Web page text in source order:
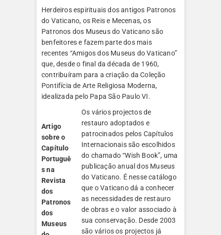
Herdeiros espirituais dos antigos Patronos
do Vaticano, os Reis e Mecenas, os
Patronos dos Museus do Vaticano são
benfeitores e fazem parte dos mais
recentes “Amigos dos Museus do Vaticano”
que, desde o final da década de 1960,
contribuíram para a criação da Coleção
Pontifícia de Arte Religiosa Moderna,
idealizada pelo Papa São Paulo VI.
Artigo
sobre o
Capítulo
Portuguê
s na
Revista
dos
Patronos
dos
Museus
Os vários projectos de
restauro adoptados e
patrocinados pelos Capítulos
Internacionais são escolhidos
do chamado “Wish Book”, uma
publicação anual dos Museus
do Vaticano. É nesse catálogo
que o Vaticano dá a conhecer
as necessidades de restauro
de obras e o valor associado à
sua conservação. Desde 2003
são vários os projectos já